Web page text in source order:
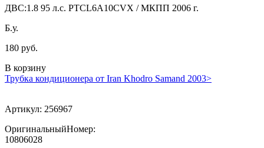
ДВС:1.8 95 л.с. PTCL6A10CVX / МКПП 2006 г.
Б.у.
180 руб.
В корзину
Трубка кондиционера от Iran Khodro Samand 2003>
Артикул: 256967
ОригинальныйНомер:
10806028